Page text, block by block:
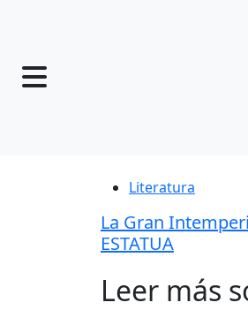
Literatura
La Gran
ESTATUA
Leer más